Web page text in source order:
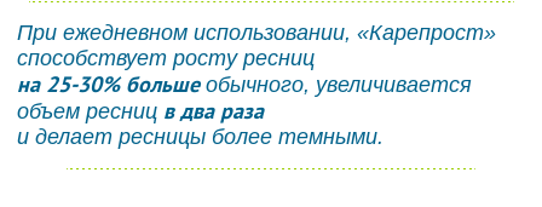
При ежедневном использовании, «Карепрост»
способствует росту ресниц
на 25-30% большеобычного, увеличивается
объем ресниц в два раза
и делает ресницы более темными.